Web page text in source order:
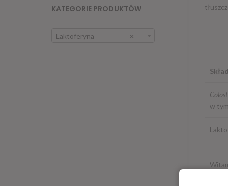
w
KATEGORIE PRODUKTÓW
×
Laktoferyna